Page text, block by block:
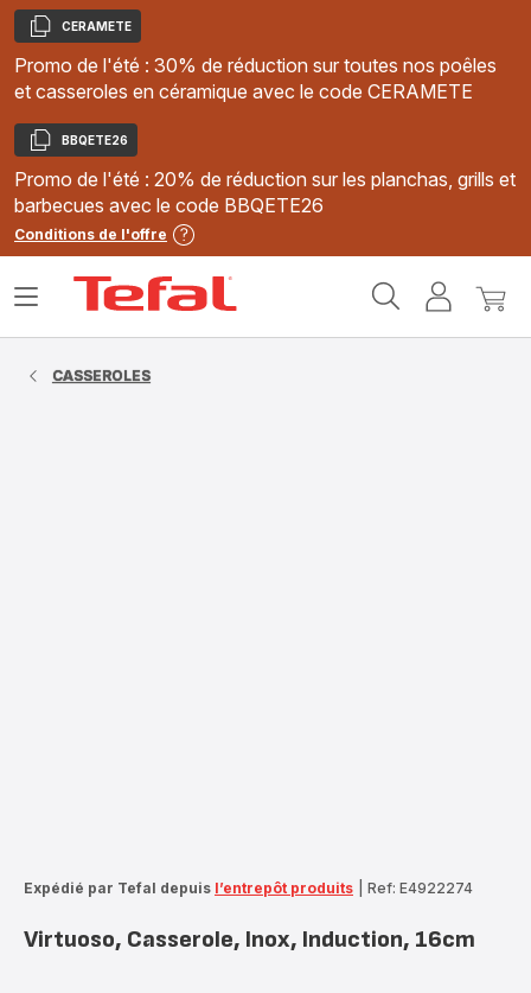
Copier
CERAMETE
Promo de l'été : 30% de réduction sur toutes nos poêles
et casseroles en céramique avec le code CERAMETE
Copier
BBQETE26
Promo de l'été : 20% de réduction sur les planchas, grills et
barbecues avec le code BBQETE26
Conditions de l'offre
MonMon
Ouvrir
CASSEROLES
Expédié par Tefal depuis l’entrepôt produits Ref: E4922274
Virtuoso, Casserole, Inox, Induction, 16cm